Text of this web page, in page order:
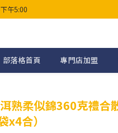
午5:00
部落格首頁 專門店加盟
熟柔似錦360克禮合
x4合）